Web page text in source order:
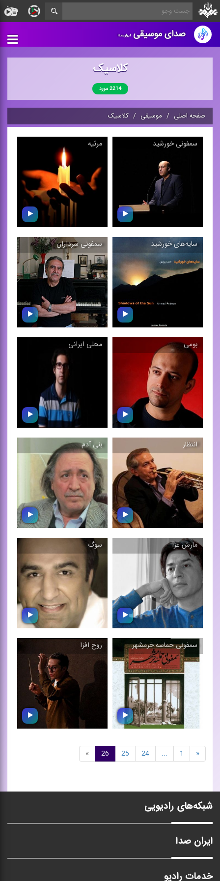
صدای موسیقیایران‌صدا
کلاسیک
2214 مورد
صفحه اصلی موسیقی کلاسیک
سمفونی خورشید
سمفونی خورشید
اثری سمفونیك ساخته
محمدرضا چراغعلی
مرثیه
مرثیه
دونوازی پیانو و ویولون سل
سایه‌های خورشید
سایه‌های خورشید
قطعات موسیقی كلاسیك از
آلبوم "سایه های خورشید"
سمفونی سرداران
سمفونی سرداران
«سمفونی سرداران» ساخته
محمدسعید شریفیان
بومی
بومی
موسیقی اركسترال (بی كلام)
محلی ایرانی
محلی ایرانی
موسیقی اركسترال بی كلام
انتظار
انتظار
قطعه ای برای ترمپت و
اركستر سمفونیك با
آهنگسازی ...
بنی آدم
بنی آدم
آهنگ در ستایش
انساندوستی
مارش عزا
مارش عزا
قطعه ی اركسترال در این
قطعه ی بی كلام، از آوا ...
سوگ
سوگ
قطعه برای اركستر بزرگ
برپایه ی تم هایی از موسیقی
...
سمفونی حماسه خرمشهر
سمفونی حماسه
خرمشهر
روح افزا
«
1
...
24
25
26
»
شبکه‌های رادیویی
ایران صدا
خدمات رادیو